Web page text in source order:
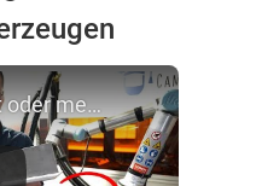
Perfekte Naht oder mehr Nacharbeit bei Edelstahl? Neues Schutzgas macht den Unterschied!